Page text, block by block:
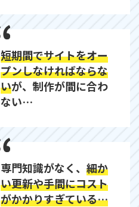
短期間でサイトをオー
プンしなければならな
いが、制作が間に合わ
ない…
専門知識がなく、細か
い更新や手間にコスト
がかかりすぎている…